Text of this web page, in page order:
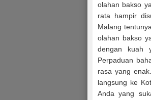
olahan bakso
rata hampir
Malang
olahan bakso
dengan kuah
Perpaduan
rasa yang
langsung ke
Anda yang